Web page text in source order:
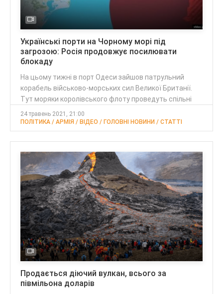
Українські порти на Чорному морі під
загрозою: Росія продовжує посилювати
блокаду
На цьому тижні в порт Одеси зайшов патрульний
корабель військово-морських сил Великої Британії.
Тут моряки королівського флоту проведуть спільні
24 травень 2021, 21:00
ПОЛІТИКА / АРМІЯ / ВІДЕО / ГОЛОВНІ НОВИНИ / CТАТТІ
Продається діючий вулкан, всього за
півмільона доларів